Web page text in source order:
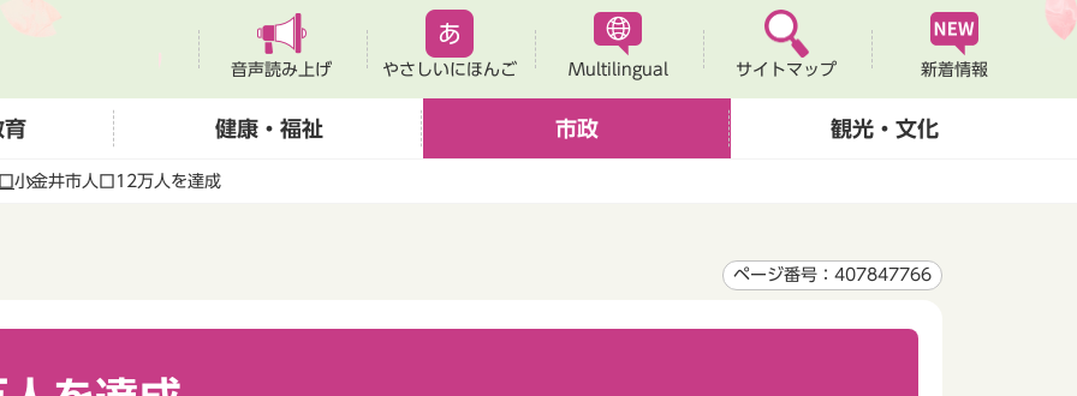
音声読み上げ やさしいにほんご Multilingual サイトマップ 新着情報
育 健康・福祉 市政 観光・文化
小金井市人口12万人を達成
ページ番号：407847766